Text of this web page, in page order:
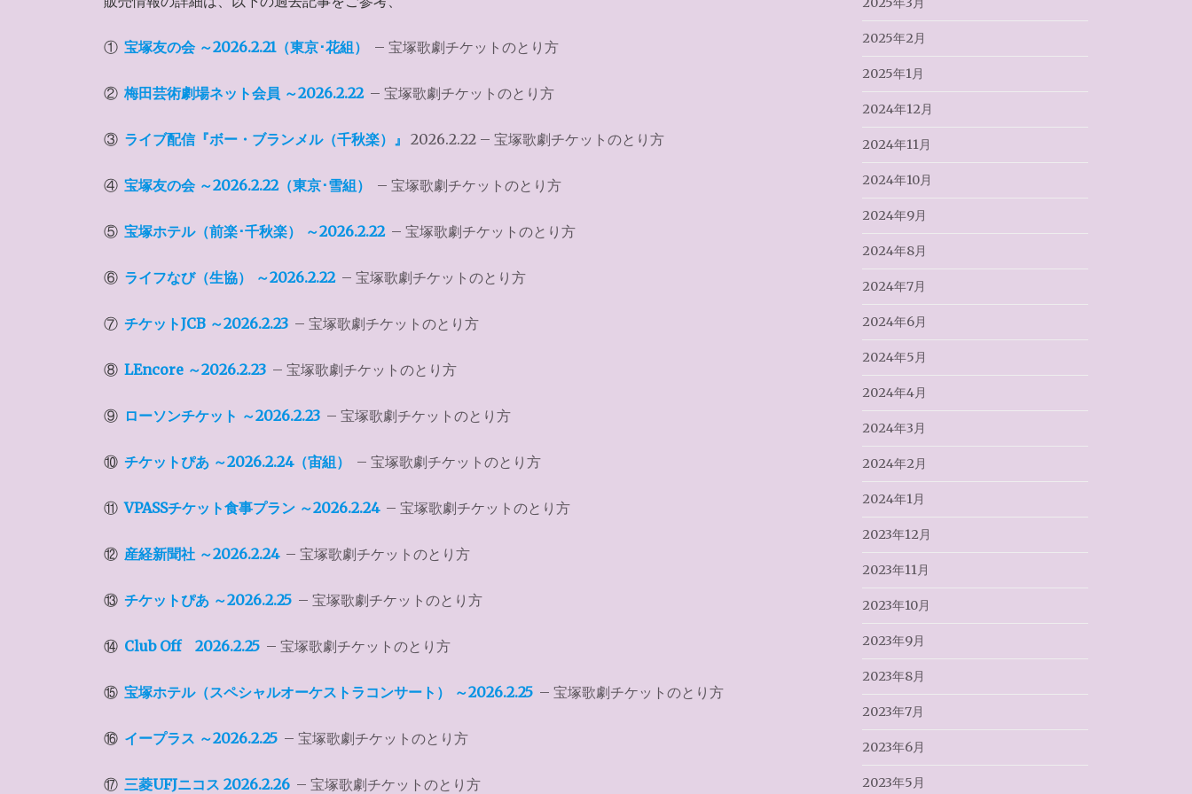
① 宝塚友の会 ～2026.2.21（東京･花組） – 宝塚歌劇チケットのとり方
② 梅田芸術劇場ネット会員 ～2026.2.22 – 宝塚歌劇チケットのとり方
③ ライブ配信『ボー・ブランメル（千秋楽）』 2026.2.22 – 宝塚歌劇チケットのとり方
④ 宝塚友の会 ～2026.2.22（東京･雪組） – 宝塚歌劇チケットのとり方
⑤ 宝塚ホテル（前楽･千秋楽） ～2026.2.22 – 宝塚歌劇チケットのとり方
⑥ ライフなび（生協） ～2026.2.22 – 宝塚歌劇チケットのとり方
⑦ チケットJCB ～2026.2.23 – 宝塚歌劇チケットのとり方
⑧ LEncore ～2026.2.23 – 宝塚歌劇チケットのとり方
⑨ ローソンチケット ～2026.2.23 – 宝塚歌劇チケットのとり方
⑩ チケットぴあ ～2026.2.24（宙組） – 宝塚歌劇チケットのとり方
⑪ VPASSチケット食事プラン ～2026.2.24 – 宝塚歌劇チケットのとり方
⑫ 産経新聞社 ～2026.2.24 – 宝塚歌劇チケットのとり方
⑬ チケットぴあ ～2026.2.25 – 宝塚歌劇チケットのとり方
⑭ Club Off 2026.2.25 – 宝塚歌劇チケットのとり方
⑮ 宝塚ホテル（スペシャルオーケストラコンサート） ～2026.2.25 – 宝塚歌劇チケットのとり方
⑯ イープラス ～2026.2.25 – 宝塚歌劇チケットのとり方
⑰ 三菱UFJニコス 2026.2.26 – 宝塚歌劇チケットのとり方
2025年2月
2025年1月
2024年12月
2024年11月
2024年10月
2024年9月
2024年8月
2024年7月
2024年6月
2024年5月
2024年4月
2024年3月
2024年2月
2024年1月
2023年12月
2023年11月
2023年10月
2023年9月
2023年8月
2023年7月
2023年6月
2023年5月